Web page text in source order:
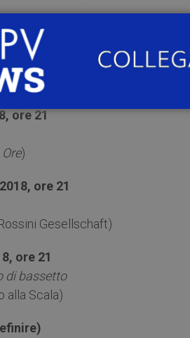
ore 21
e pensatori. Quattro passi in
di Pavia)
ore 21
)
ore 21
Gesellschaft)
ore 21
di bassetto
alla Scala)